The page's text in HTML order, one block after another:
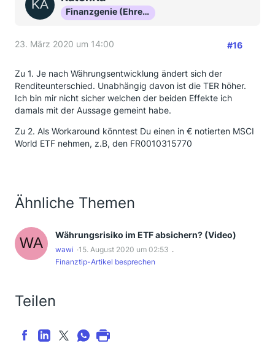
Finanzgenie (Ehrenmitglied)
23. März 2020 um 14:00 #16
Zu 1. Je nach Währungsentwicklung ändert sich der
Renditeunterschied. Unabhängig davon ist die TER höher.
Ich bin mir nicht sicher welchen der beiden Effekte ich
damals mit der Aussage gemeint habe.
Zu 2. Als Workaround könntest Du einen in € notierten MSCI
World ETF nehmen, z.B, den FR0010315770
Ähnliche Themen
Währungsrisiko im ETF absichern? (Video)
wawi
15. August 2020 um 02:53
Finanztip-Artikel besprechen
Teilen